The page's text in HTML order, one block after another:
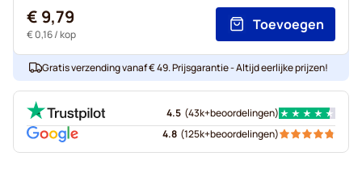
€ 9,79
€ 0,16/ kop
Toevoegen
Gratis verzending vanaf € 49. Prijsgarantie - Altijd eerlijke prijzen!
4.5 (43k+beoordelingen)
4.8 (125k+beoordelingen)